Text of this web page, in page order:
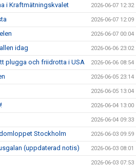
i Kraftmätningskvalet 2026-06-07 12:32
2026-06-07 12:09
2026-06-07 00:04
idag 2026-06-06 23:02
plugga och friidrotta i USA 2026-06-06 08:54
2026-06-05 23:14
2026-06-05 13:04
2026-06-04 13:00
2026-06-04 09:33
Stockholm 2026-06-03 09:59
(uppdaterad notis) 2026-06-03 08:01
2026-06-03 07:53